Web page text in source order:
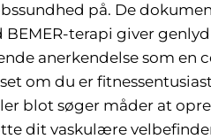
på. De
terapi giver
anerkendelse som en
om du er
blot søger måder at
dit vaskulære